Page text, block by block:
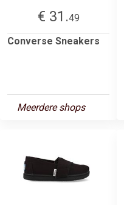
€ 31.49
Converse Sneakers
Meerdere shops